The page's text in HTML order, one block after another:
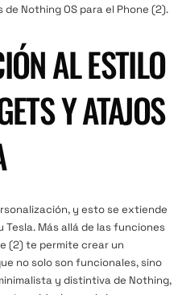
Nothing OS para el Phone (2).
AL ESTILO
Y ATAJOS
y esto se extiende
Más allá de las funciones
(2) te permite crear un
no solo son funcionales, sino
y distintiva de Nothing,